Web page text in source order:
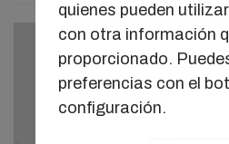
quienes pueden
con otra información
proporcionado.
preferencias con el
configuración.
AM.
12,73 €